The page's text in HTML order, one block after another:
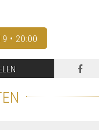
• 20:00